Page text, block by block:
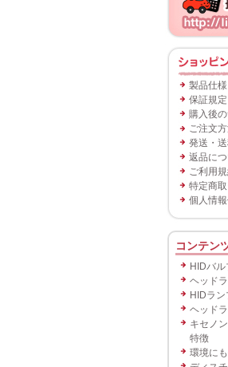
製品仕様
保証規定
購入後
ご注文
発送・
返品に
ご利用
特定商
個人情
コンテン
HIDバ
ヘッド
HIDラ
ヘッド
キセノ
特徴
環境に